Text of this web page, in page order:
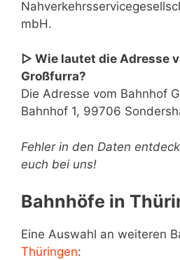
mbH.
▷ Wie lautet die Adresse
Großfurra?
Die Adresse vom Bahnhof
Bahnhof 1, 99706
Fehler in den Daten
euch bei uns!
Bahnhöfe in
Eine Auswahl an weiteren
Thüringen: